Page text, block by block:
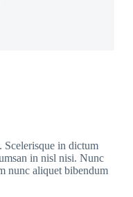
Scelerisque in dictum
in nisl nisi. Nunc
nunc aliquet bibendum